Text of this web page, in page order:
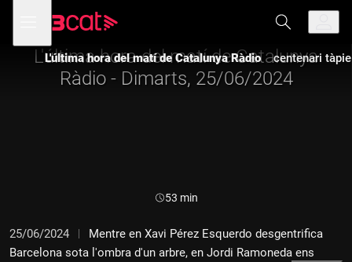
navegació
principal
menú
de
L'última hora del matí de Catalunya Ràdio centenari
L'última hora del matí de Catalunya Ràdio
L'última hora del matí de Catalunya
Ràdio - Dimarts, 25/06/2024
Durada:
53 min
25/06/2024
Mentre en Xavi Pérez Esquerdo desgentrifica
Barcelona sota l'ombra d'un arbre, en Jordi Ramoneda ens